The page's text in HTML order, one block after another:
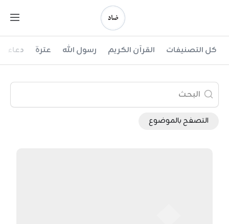
ضاد كل التصنيفات القرآن الكريم رسول الله عترة دعاء
التصفح بالموضوع